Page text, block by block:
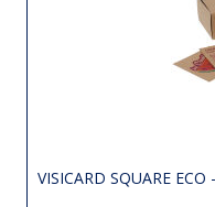
VISICARD SQUARE